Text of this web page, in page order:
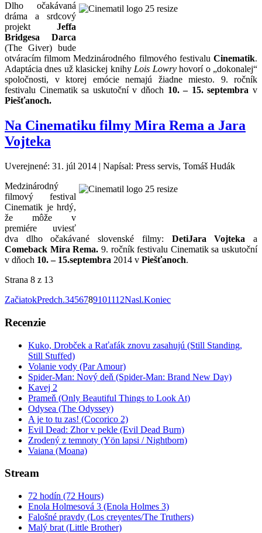
Dlho očakávaná
dráma a srdcový
projekt Jeffa
Bridgesa Darca
(The Giver) bude
otváracím filmom Medzinárodného filmového festivalu Cinematik.
Adaptácia dnes už klasickej knihyLois Lowryhovorí o „dokonalej“
spoločnosti, v ktorej emócie nemajú žiadne miesto. 9. ročník
festivalu Cinematik sa uskutoční v dňoch 10. – 15. septembra v
Piešťanoch.
Na Cinematiku filmy Mira Rema a Jara
Vojteka
Uverejnené: 31. júl 2014 | Napísal: Press servis, Tomáš Hudák
Medzinárodný
filmový festival
Cinematik je hrdý,
že môže v
premiére uviesť
dva dlho očakávané slovenské filmy: DetiJara Vojteka a
Comeback Mira Rema. 9. ročník festivalu Cinematik sa uskutoční
v dňoch 10. – 15.septembra 2014 v Piešťanoch.
Strana 8 z 13
ZačiatokPredch.3456789101112Nasl.Koniec
Recenzie
Kuko, Drobček a Raťafák znovu zasahujú (Still Standing,
Still Stuffed)
Volanie vody (Par Amour)
Spider-Man: Nový deň (Spider-Man: Brand New Day)
Kavej 2
Prameň (Only Beautiful Things to Look At)
Odysea (The Odyssey)
A je to tu zas! (Cocorico 2)
Evil Dead: Zhor v pekle (Evil Dead Burn)
Zrodený z temnoty (Yön lapsi / Nightborn)
Vaiana (Moana)
Stream
72 hodín (72 Hours)
Enola Holmesová 3 (Enola Holmes 3)
Falošné pravdy (Los creyentes/The Truthers)
Malý brat (Little Brother)